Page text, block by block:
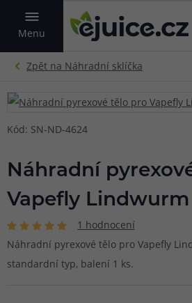
Menu
VYHLEDAT
Kód: SN-ND-4624
Náhradní
Vapefly Lindwurm
1 hodnocení
Náhradní pyrexové tělo pro Vapefly
standardní typ, balení 1 ks.